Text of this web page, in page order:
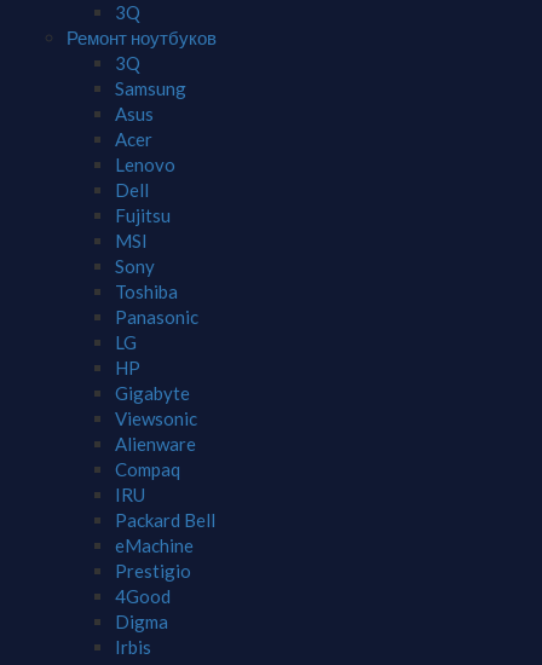
3Q
Ремонт ноутбуков
3Q
Samsung
Asus
Acer
Lenovo
Dell
Fujitsu
MSI
Sony
Toshiba
Panasonic
LG
HP
Gigabyte
Viewsonic
Alienware
Compaq
IRU
Packard Bell
eMachine
Prestigio
4Good
Digma
Irbis